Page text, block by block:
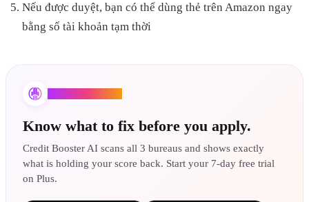
Nếu được duyệt, bạn có thể dùng thẻ trên Amazon ngay
bằng số tài khoản tạm thời
Know what to fix before you apply.
Credit Booster AI scans all 3 bureaus and shows exactly
what is holding your score back. Start your 7-day free trial
on Plus.